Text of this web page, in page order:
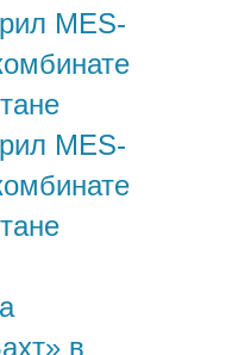
MES-
MES-
в